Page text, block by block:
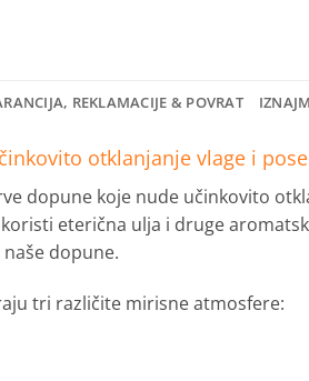
REKLAMACIJE & POVRAT
otklanjanje vlage i
dopune koje nude učinkovito
eterična ulja i druge
dopune.
tri različite mirisne atmosfere: